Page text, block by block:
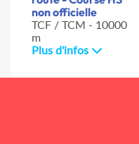
non officielle
TCF / TCM - 10000
m
Plus d'infos